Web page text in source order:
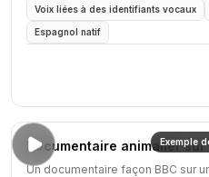
Voix liées à des identifiants vocaux
Espagnol natif
Exemple
Documentaire animalier
Un documentaire façon BBC sur